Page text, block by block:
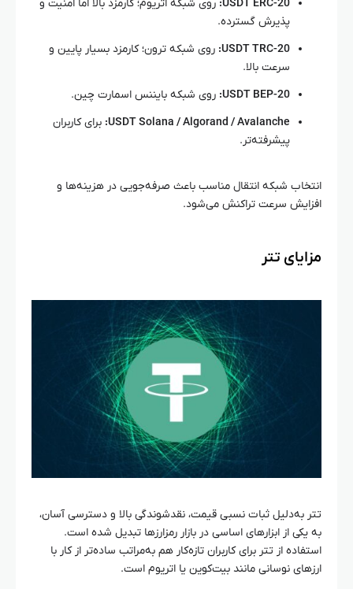
USDT ERC-20: روی شبکه اتریوم؛ کارمزد بالا اما امنیت و
پذیرش گسترده.
USDT TRC-20: روی شبکه ترون؛ کارمزد بسیار پایین و
سرعت بالا.
USDT BEP-20: روی شبکه بایننس اسمارت چین.
USDT Solana / Algorand / Avalanche: برای کاربران
پیشرفته‌تر.
انتخاب شبکه انتقال مناسب باعث صرفه‌جویی در هزینه‌ها و
افزایش سرعت تراکنش می‌شود.
مزایای تتر
تتر به‌دلیل ثبات نسبی قیمت، نقدشوندگی بالا و دسترسی آسان،
به یکی از ابزارهای اساسی در بازار رمزارزها تبدیل شده است.
استفاده از تتر برای کاربران تازه‌کار هم به‌مراتب ساده‌تر از کار با
ارزهای نوسانی مانند بیت‌کوین یا اتریوم است.